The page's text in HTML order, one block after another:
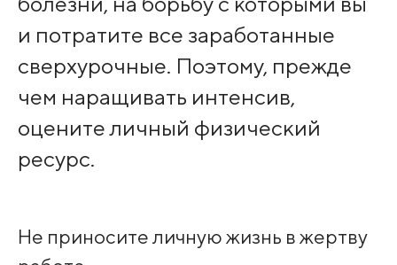
и потратите все заработанные
сверхурочные. Поэтому, прежде
чем наращивать интенсив,
оцените личный физический
ресурс.
Не приносите личную жизнь в жертву